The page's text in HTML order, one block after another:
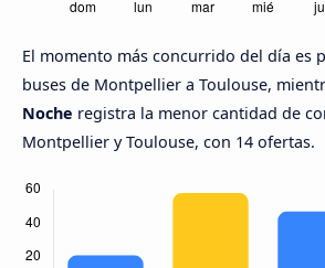
El momento más concurrido del día es
buses de Montpellier a Toulouse,
Noche registra la menor cantidad de
Montpellier y Toulouse, con 14 ofertas.